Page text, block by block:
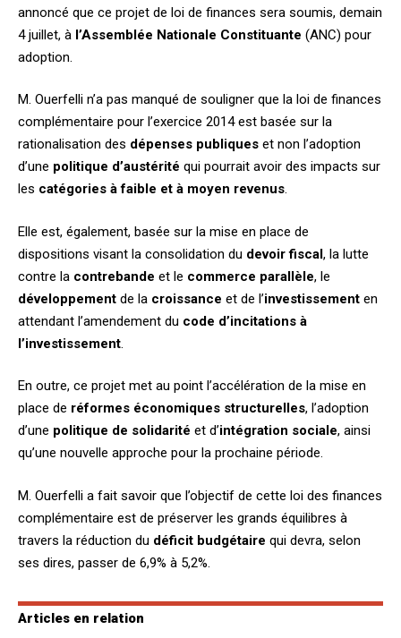
annoncé que ce projet de loi de finances sera soumis, demain
4 juillet, à l’Assemblée Nationale Constituante (ANC) pour
adoption.
M. Ouerfelli n’a pas manqué de souligner que la loi de finances
complémentaire pour l’exercice 2014 est basée sur la
rationalisation des dépenses publiques et non l’adoption
d’une politique d’austérité qui pourrait avoir des impacts sur
les catégories à faible et à moyen revenus.
Elle est, également, basée sur la mise en place de
dispositions visant la consolidation du devoir fiscal, la lutte
contre la contrebande et le commerce parallèle, le
développement de la croissance et de l’investissement en
attendant l’amendement du code d’incitations à
l’investissement
En outre, ce projet met au point l’accélération de la mise en
place de réformes économiques structurelles, l’adoption
d’une politique de solidarité et d’intégration sociale, ainsi
qu’une nouvelle approche pour la prochaine période.
M. Ouerfelli a fait savoir que l’objectif de cette loi des finances
complémentaire est de préserver les grands équilibres à
travers la réduction du déficit budgétaire qui devra, selon
ses dires, passer de 6,9% à 5,2%.
Articles en relation